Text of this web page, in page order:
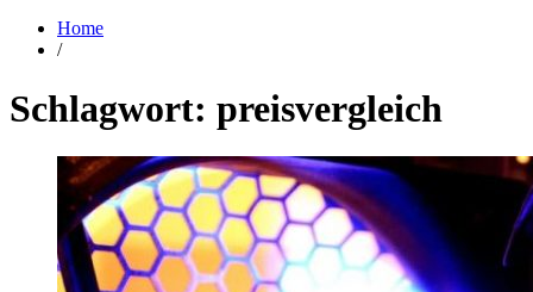
Home
/
Schlagwort: preisvergleich